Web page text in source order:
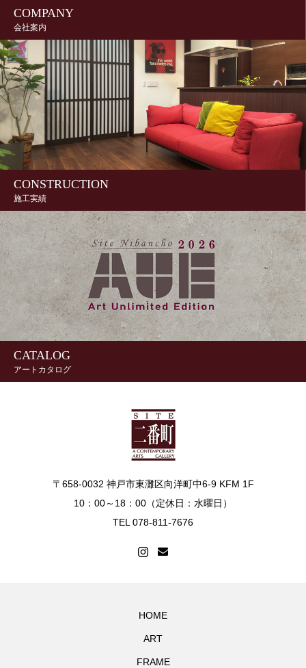
COMPANY
会社案内
CONSTRUCTION
施工実績
CATALOG
アートカタログ
〒658-0032 神戸市東灘区向洋町中6-9 KFM 1F
10：00～18：00（定休日：水曜日）
TEL 078-811-7676
HOME
ART
FRAME